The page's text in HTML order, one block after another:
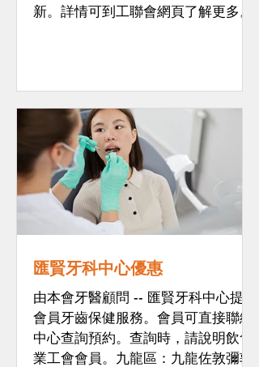
新。詳情可到工聯會網頁了解更多。
匯賢牙科中心優惠
由本會牙醫顧問 -- 匯賢牙科中心提供
會員牙齒保健服務。會員可直接聯絡
中心查詢預約。查詢時，請說明飲食
業工會會員。九龍區：九龍佐敦彌敦